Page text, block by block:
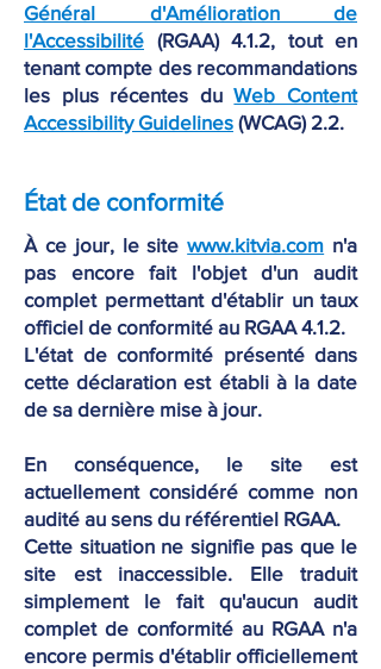
Général d'Amélioration de
l'Accessibilité (RGAA) 4.1.2, tout en
tenant compte des recommandations
les plus récentes duWeb Content
Accessibility Guidelines (WCAG) 2.2.
État de conformité
À ce jour, le sitewww.kitvia.com n'a
pas encore fait l'objet d'un audit
complet permettant d'établir un taux
officiel de conformité au RGAA 4.1.2.
L'état de conformité présenté dans
cette déclaration est établi à la date
de sa dernière mise à jour.
En conséquence, le site est
actuellement considéré comme non
audité au sens du référentiel RGAA.
Cette situation ne signifie pas que le
site est inaccessible. Elle traduit
simplement le fait qu'aucun audit
complet de conformité au RGAA n'a
encore permis d'établir officiellement